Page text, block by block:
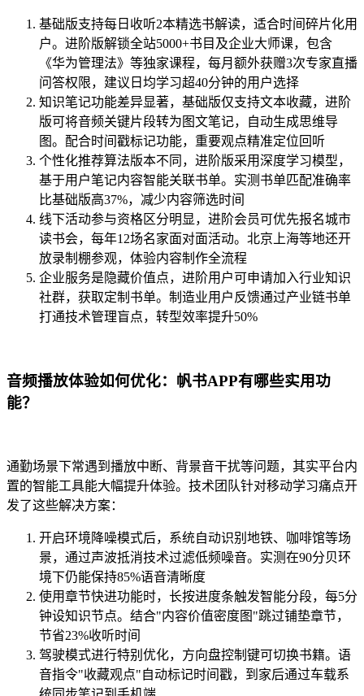
基础版支持每日收听2本精选书解读，适合时间碎片化用
户。进阶版解锁全站5000+书目及企业大师课，包含
《华为管理法》等独家课程，每月额外获赠3次专家直播
问答权限，建议日均学习超40分钟的用户选择
知识笔记功能差异显著，基础版仅支持文本收藏，进阶
版可将音频关键片段转为图文笔记，自动生成思维导
图。配合时间戳标记功能，重要观点精准定位回听
个性化推荐算法版本不同，进阶版采用深度学习模型，
基于用户笔记内容智能关联书单。实测书单匹配准确率
比基础版高37%，减少内容筛选时间
线下活动参与资格区分明显，进阶会员可优先报名城市
读书会，每年12场名家面对面活动。北京上海等地还开
放录制棚参观，体验内容制作全流程
企业服务是隐藏价值点，进阶用户可申请加入行业知识
社群，获取定制书单。制造业用户反馈通过产业链书单
打通技术管理盲点，转型效率提升50%
音频播放体验如何优化：帆书APP有哪些实用功
能？
通勤场景下常遇到播放中断、背景音干扰等问题，其实平台内
置的智能工具能大幅提升体验。技术团队针对移动学习痛点开
发了这些解决方案：
开启环境降噪模式后，系统自动识别地铁、咖啡馆等场
景，通过声波抵消技术过滤低频噪音。实测在90分贝环
境下仍能保持85%语音清晰度
使用章节快进功能时，长按进度条触发智能分段，每5分
钟设知识节点。结合"内容价值密度图"跳过铺垫章节，
节省23%收听时间
驾驶模式进行特别优化，方向盘控制键可切换书籍。语
音指令"收藏观点"自动标记时间戳，到家后通过车载系